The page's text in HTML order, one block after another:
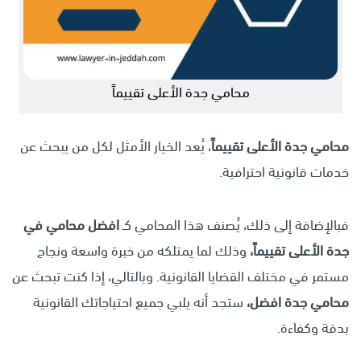
محامي جدة الأعلى تقييماً
محامي جدة الأعلى تقييماً، يُعد الخيار الأمثل لكل من يبحث عن
خدمات قانونية احترافية.
فبالإضافة إلى ذلك، يُصنف هذا المحامي كـافضل محامي في
جدة الأعلى تقييماً، وذلك لما يمتلكه من خبرة واسعة ونجاح
مستمر في مختلف القضايا القانونية. وبالتالي، إذا كنت تبحث عن
محامي جدة افضل، ستجد أنه يلبي جميع احتياجاتك القانونية
بدقة وكفاءة.